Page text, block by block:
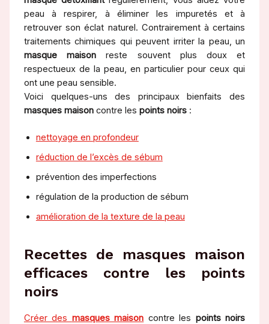
peau à respirer, à éliminer les impuretés et à
retrouver son éclat naturel. Contrairement à certains
traitements chimiques qui peuvent irriter la peau, un
masque maison reste souvent plus doux et
respectueux de la peau, en particulier pour ceux qui
ont une peau sensible.
Voici quelques-uns des principaux bienfaits des
masques maisoncontre les points noirs:
nettoyage en profondeur
réduction de l’excès de sébum
prévention des imperfections
régulation de la production de sébum
amélioration de la texture de la peau
Recettes de masques maison
efficaces contre les points
noirs
Créer des masques maison contre les points noirs